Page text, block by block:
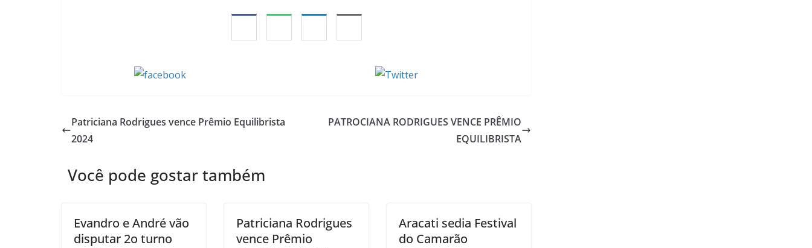
Compartilhe Tweet
Patriciana Rodrigues vence Prêmio Equilibrista
2024
PATROCIANA RODRIGUES VENCE PRÊMIO
EQUILIBRISTA
Você pode gostar também
Evandro e André vão
disputar 2o turno
Patriciana Rodrigues
vence Prêmio
Aracati sedia Festival
do Camarão